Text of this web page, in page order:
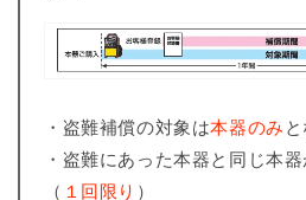
・盗難補償の対象は本器のみ
・盗難にあった本器と同じ本器
（ １回限り ）